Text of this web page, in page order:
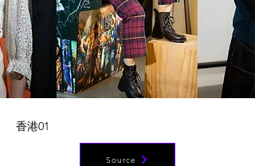
香港01
Source